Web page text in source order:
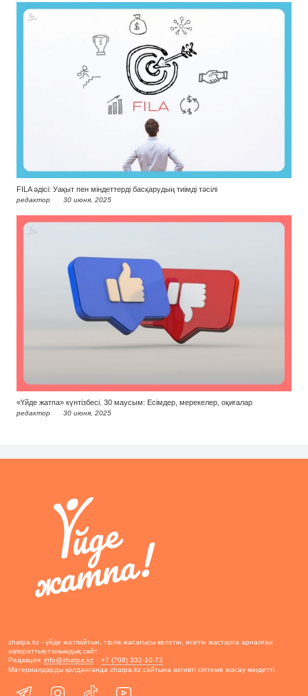
FILA әдісі: Уақыт пен міндеттерді басқарудың тиімді тәсілі
редактор 30 июня, 2025
«Үйде жатпа» күнтізбесі. 30 маусым: Есімдер, мерекелер, оқиғалар
редактор 30 июня, 2025
zhatpa.kz - үйде жатпайтын, тірлік жасағысы келетін, өсетін жастарға арналған
ақпараттық-танымдық сайт
Редакция: info@zhatpa.kz
+7 (708) 332-10-72
Материалдарды қолданғанда zhatpa.kz сайтына активті сілтеме жасау міндетті